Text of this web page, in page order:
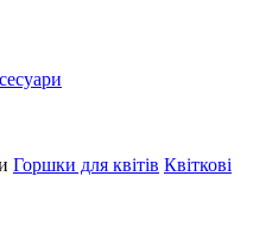
Горшки для квітів Квіткові